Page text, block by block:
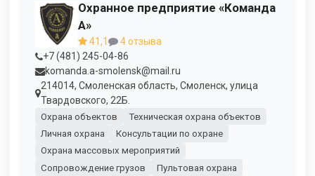
Охранное предприятие «Команда
А»
41,1
4 отзыва
+7 (481) 245-04-86
komanda.a-smolensk@mail.ru
214014, Смоленская область, Смоленск, улица
Твардовского, 22Б.
Охрана объектов
Техническая охрана объектов
Личная охрана
Консультации по охране
Охрана массовых мероприятий
Сопровождение грузов
Пультовая охрана